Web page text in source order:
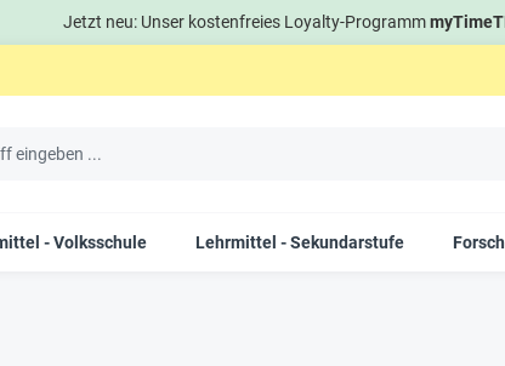
Jetzt neu: Unser kostenfreies Loyalty-Programm
- Volksschule Lehrmittel - Sekundarstufe